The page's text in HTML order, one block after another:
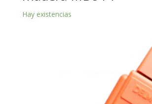
Hay existencias